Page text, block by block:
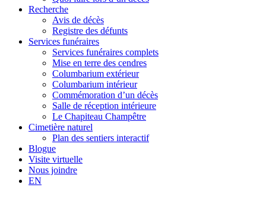
Recherche
Avis de décès
Registre des défunts
Services funéraires
Services funéraires complets
Mise en terre des cendres
Columbarium extérieur
Columbarium intérieur
Commémoration d’un décès
Salle de réception intérieure
Le Chapiteau Champêtre
Cimetière naturel
Plan des sentiers interactif
Blogue
Visite virtuelle
Nous joindre
EN